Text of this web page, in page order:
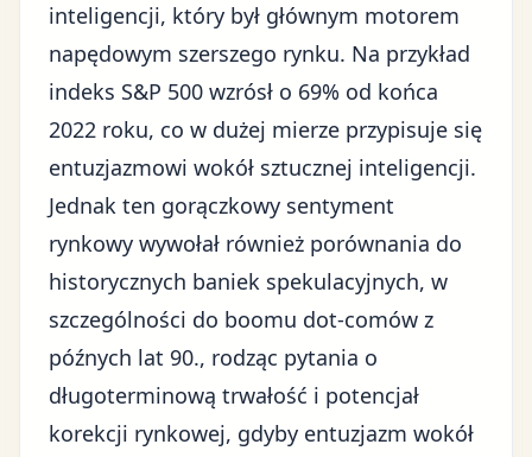
inteligencji, który był głównym motorem
napędowym szerszego rynku. Na przykład
indeks S&P 500 wzrósł o 69% od końca
2022 roku, co w dużej mierze przypisuje się
entuzjazmowi wokół sztucznej inteligencji.
Jednak ten gorączkowy sentyment
rynkowy wywołał również porównania do
historycznych baniek spekulacyjnych, w
szczególności do boomu dot-comów z
późnych lat 90., rodząc pytania o
długoterminową trwałość i potencjał
korekcji rynkowej, gdyby entuzjazm wokół